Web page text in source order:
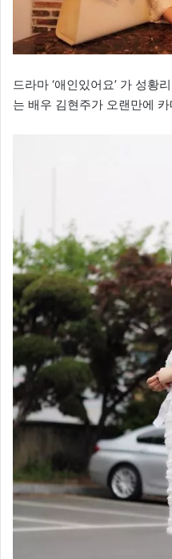
드라마 ‘애인있어요’ 가 성황
는 배우 김현주가 오랜만에